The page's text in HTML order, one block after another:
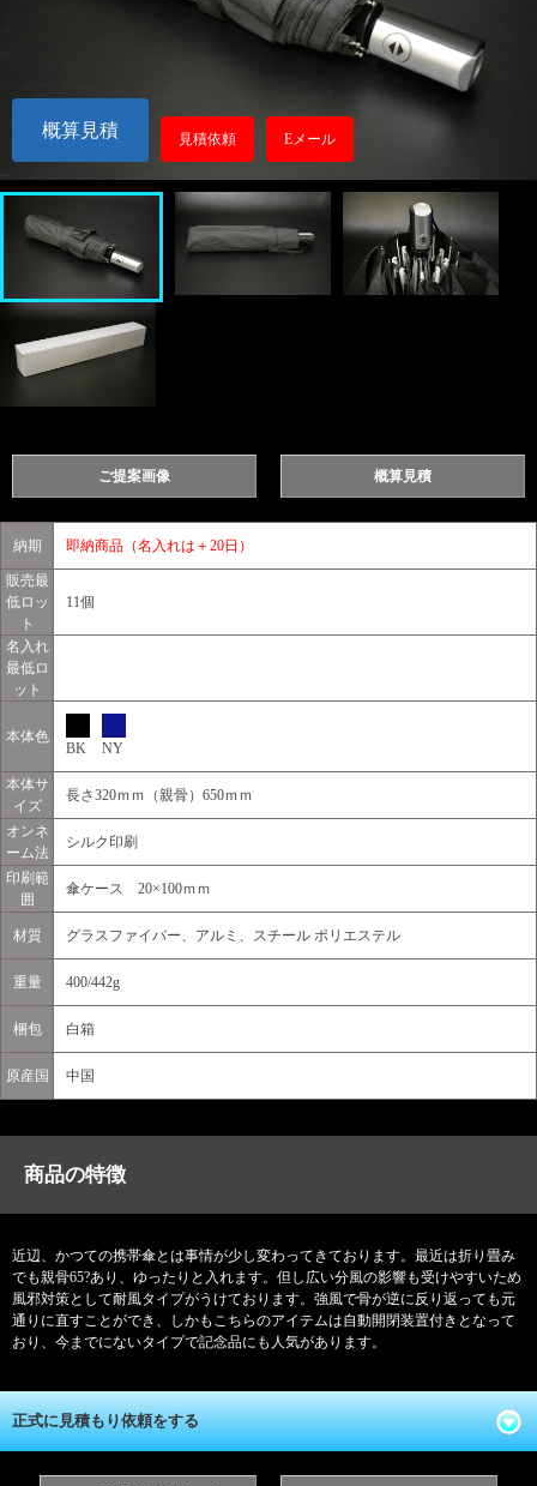
概算見積 見積依頼 Eメール
ご提案画像 概算見積
納期 即納商品（名入れは＋20日）
販売最
低ロッ
ト
11個
名入れ
最低ロ
ット
本体色
BK NY
本体サ
イズ
長さ320ｍｍ（親骨）650ｍｍ
オンネ
ーム法
シルク印刷
印刷範
囲
傘ケース 20×100ｍｍ
材質 グラスファイバー、アルミ、スチール ポリエステル
重量 400/442g
梱包 白箱
原産国 中国
商品の特徴
近辺、かつての携帯傘とは事情が少し変わってきております。最近は折り畳み
でも親骨65?あり、ゆったりと入れます。但し広い分風の影響も受けやすいため
風邪対策として耐風タイプがうけております。強風で骨が逆に反り返っても元
通りに直すことができ、しかもこちらのアイテムは自動開閉装置付きとなって
おり、今までにないタイプで記念品にも人気があります。
正式に見積もり依頼をする